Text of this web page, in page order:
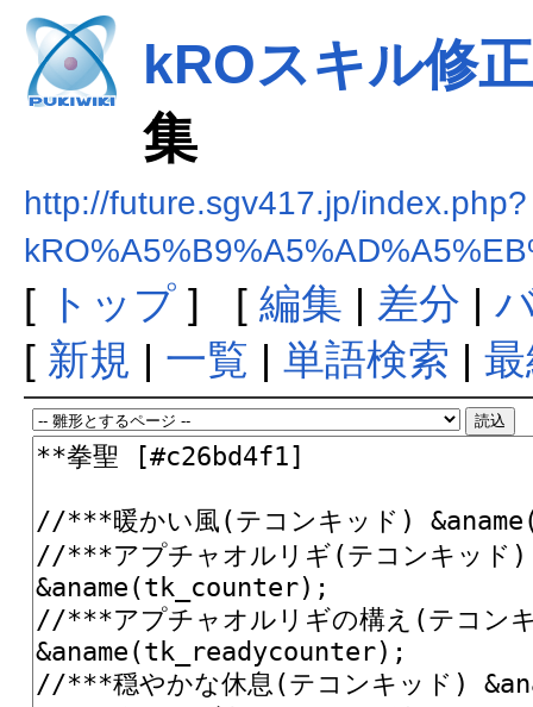
kROスキル修
集
http://future.sgv417.jp/index.php?
[ トップ] [ 編集 | 差分 |
[ 新規 | 一覧 | 単語検索 |